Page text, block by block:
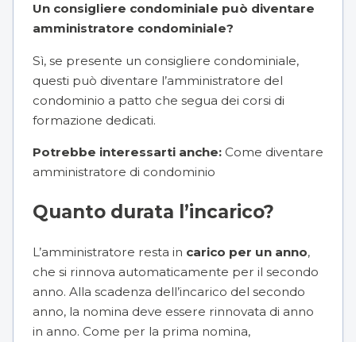
Un consigliere condominiale può diventare
amministratore condominiale?
Sì, se presente un consigliere condominiale,
questi può diventare l’amministratore del
condominio a patto che segua dei corsi di
formazione dedicati.
Potrebbe interessarti anche: Come diventare
amministratore di condominio
Quanto durata l’incarico?
L’amministratore resta in carico per un anno,
che si rinnova automaticamente per il secondo
anno. Alla scadenza dell’incarico del secondo
anno, la nomina deve essere rinnovata di anno
in anno. Come per la prima nomina,